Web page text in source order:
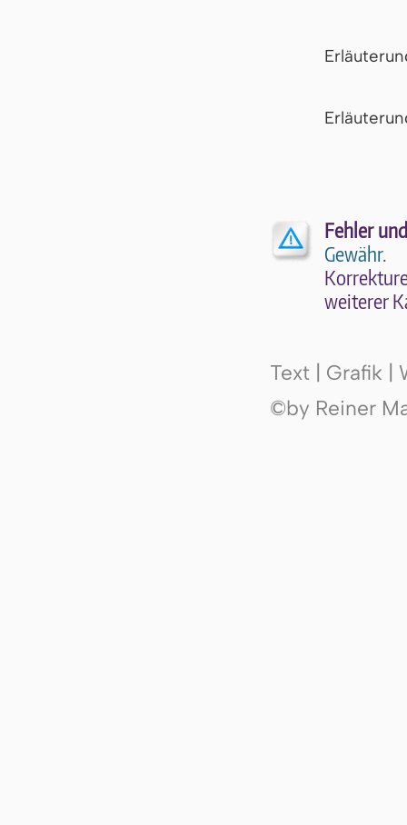
Fehler
Gewähr.
wei­te­rer
Text | Grafik |
©by Reiner